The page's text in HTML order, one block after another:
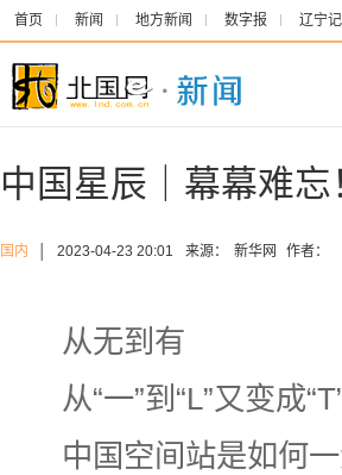
首页 新闻 地方新闻 数字报 辽宁
中国星辰｜幕幕难
国内 2023-04-23 20:01 来源： 新华网 作者：
从无到有
从“一”到“L”又变成
中国空间站是如何一